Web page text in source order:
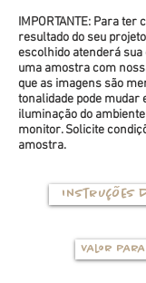
IMPORTANTE: Para ter
resultado do seu
escolhido atenderá
uma amostra com
que as imagens são
tonalidade pode mudar
iluminação do
monitor. Solicite
amostra.
Instruções
Valor para